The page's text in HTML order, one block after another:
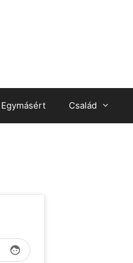
Egymásért Család
face